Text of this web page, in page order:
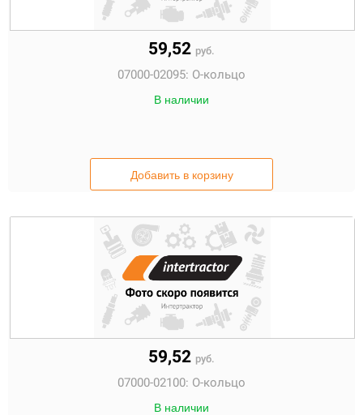
59,52 руб.
07000-02095: О-кольцо
В наличии
Добавить в корзину
59,52 руб.
07000-02100: О-кольцо
В наличии